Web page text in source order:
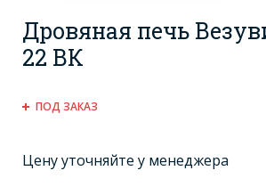
Дровяная печь
22 ВК
ПОД ЗАКАЗ
Цену уточняйте у менеджера